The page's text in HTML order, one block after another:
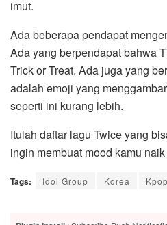
imut.
Ada beberapa pendapat
Ada yang berpendapat bahwa
Trick or Treat. Ada juga yang
adalah emoji yang
seperti ini kurang lebih.
Itulah daftar lagu Twice yang
ingin membuat mood kamu
Tags: Idol Group Korea Kpop